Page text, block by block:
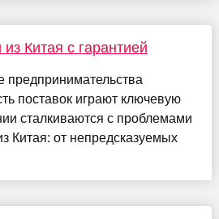
Китая с гарантией
поставок играют ключевую
сталкиваются с проблемами
Китая: от непредсказуемых